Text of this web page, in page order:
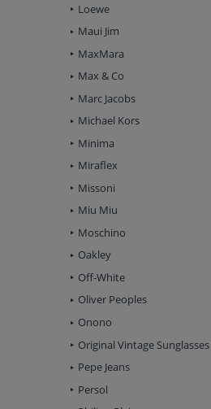
Loewe
Maui Jim
MaxMara
Max & Co
Marc Jacobs
Michael Kors
Minima
Miraflex
Missoni
Miu Miu
Moschino
Oakley
Off-White
Oliver Peoples
Onono
Original Vintage Sunglasses
Pepe Jeans
Persol